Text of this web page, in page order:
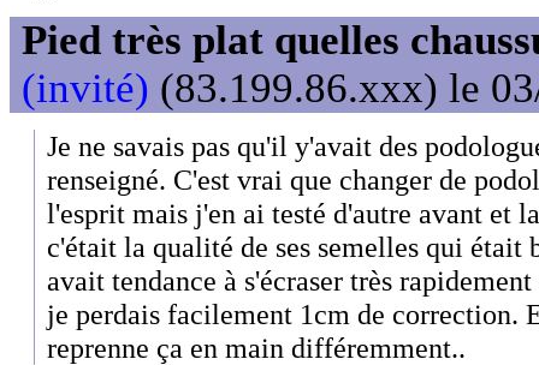
Pied très plat quelles
(invité) (83.199.86.xxx) le
Je ne savais pas qu'il y'avait des
renseigné. C'est vrai que changer de
l'esprit mais j'en ai testé d'autre avant et
c'était la qualité de ses semelles qui était
avait tendance à s'écraser très
je perdais facilement 1cm de correction.
reprenne ça en main différemment..